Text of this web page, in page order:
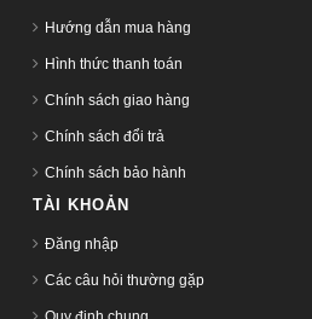
Hướng dẫn mua hàng
Hình thức thanh toán
Chính sách giao hàng
Chính sách đổi trả
Chính sách bảo hành
TÀI KHOẢN
Đăng nhập
Các câu hỏi thường gặp